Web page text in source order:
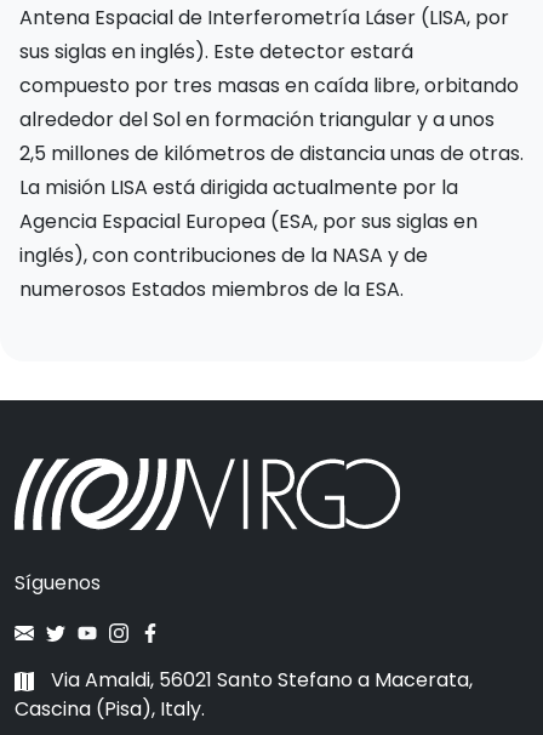
Antena Espacial de Interferometría Láser (LISA, por
sus siglas en inglés). Este detector estará
compuesto por tres masas en caída libre, orbitando
alrededor del Sol en formación triangular y a unos
2,5 millones de kilómetros de distancia unas de otras.
La misión LISA está dirigida actualmente por la
Agencia Espacial Europea (ESA, por sus siglas en
inglés), con contribuciones de la NASA y de
numerosos Estados miembros de la ESA.
Síguenos
Via Amaldi, 56021 Santo Stefano a Macerata,
Cascina (Pisa), Italy.